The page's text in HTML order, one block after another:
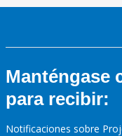
Manténgase
para recibir:
Notificaciones sobre